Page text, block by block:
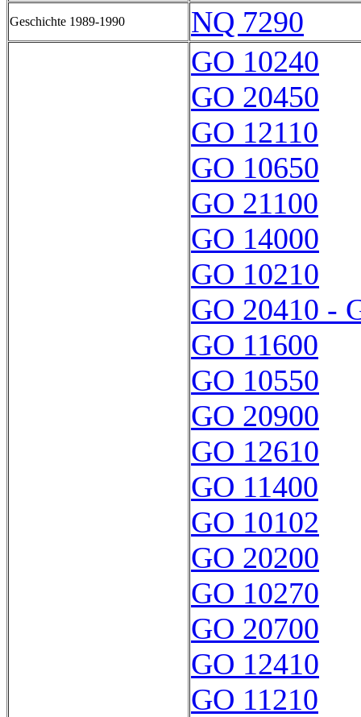
Geschichte 1989-1990 NQ 7290
GO 10240
GO 20450
GO 12110
GO 10650
GO 21100
GO 14000
GO 10210
GO 20410 -
GO 11600
GO 10550
GO 20900
GO 12610
GO 11400
GO 10102
GO 20200
GO 10270
GO 20700
GO 12410
GO 11210